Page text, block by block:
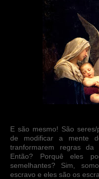
E são mesmo! São
de modificar a mente
tranformarem regras da
Então? Porquê eles
semelhantes? Sim,
escravo e eles são os